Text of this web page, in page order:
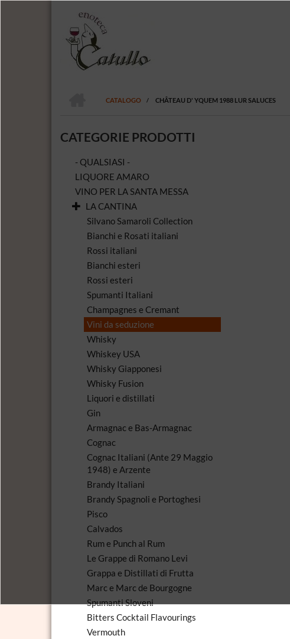
DI
PANE
CATALOGO
/ CHÂTEAU D' YQUEM 1988 LUR SALUCES
CATEGORIE PRODOTTI
- QUALSIASI -
LIQUORE AMARO
VINO PER LA SANTA MESSA
LA CANTINA
Silvano Samaroli Collection
Bianchi e Rosati italiani
Rossi italiani
Bianchi esteri
Rossi esteri
Spumanti Italiani
Champagnes e Cremant
Vini da seduzione
Whisky
Whiskey USA
Whisky Giapponesi
Whisky Fusion
Liquori e distillati
Gin
Armagnac e Bas-Armagnac
Cognac
Cognac Italiani (Ante 29 Maggio
1948) e Arzente
Brandy Italiani
Brandy Spagnoli e Portoghesi
Pisco
Calvados
Rum e Punch al Rum
Le Grappe di Romano Levi
Grappa e Distillati di Frutta
Marc e Marc de Bourgogne
Spumanti Sloveni
Bitters Cocktail Flavourings
Vermouth